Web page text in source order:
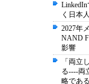
く日本
2027年
NAND
影響
「両立
る----両
略である